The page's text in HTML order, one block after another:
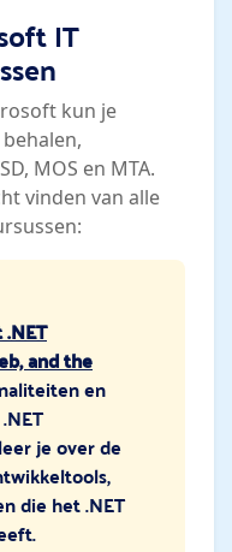
IT
kun je
MOS en MTA.
vinden van alle
and the
en
je over de
die het .NET